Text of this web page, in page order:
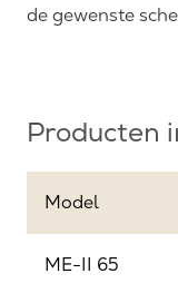
de gewenste
Producten
Model
ME-II 65